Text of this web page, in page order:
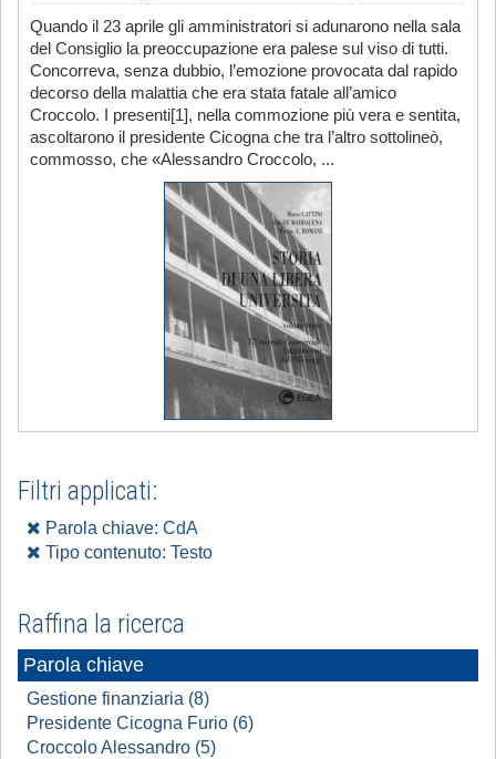
Quando il 23 aprile gli amministratori si adunarono nella sala
del Consiglio la preoccupazione era palese sul viso di tutti.
Concorreva, senza dubbio, l’emozione provocata dal rapido
decorso della malattia che era stata fatale all’amico
Croccolo. I presenti[1], nella commozione più vera e sentita,
ascoltarono il presidente Cicogna che tra l’altro sottolineò,
commosso, che «Alessandro Croccolo, ...
Filtri applicati:
Parola chiave: CdA
Tipo contenuto: Testo
Raffina la ricerca
Parola chiave
Gestione finanziaria (8)
Presidente Cicogna Furio (6)
Croccolo Alessandro (5)